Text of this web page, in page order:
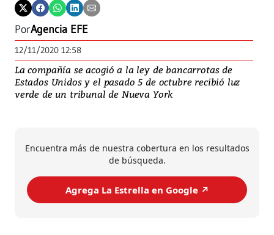
PorAgencia EFE
12/11/2020 12:58
La compañía se acogió a la ley de bancarrotas de
Estados Unidos y el pasado 5 de octubre recibió luz
verde de un tribunal de Nueva York
Encuentra más de nuestra cobertura en los resultados
de búsqueda.
Agrega La Estrella en Google ↗️